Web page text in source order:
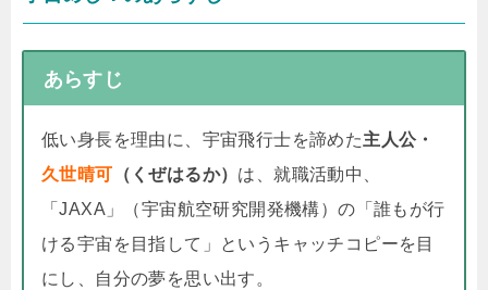
あらすじ
低い身長を理由に、宇宙飛行士を諦めた主人公・
久世晴可 （くぜはるか） は、就職活動中、
「JAXA」（宇宙航空研究開発機構）の「誰もが行
ける宇宙を目指して」というキャッチコピーを目
にし、自分の夢を思い出す。